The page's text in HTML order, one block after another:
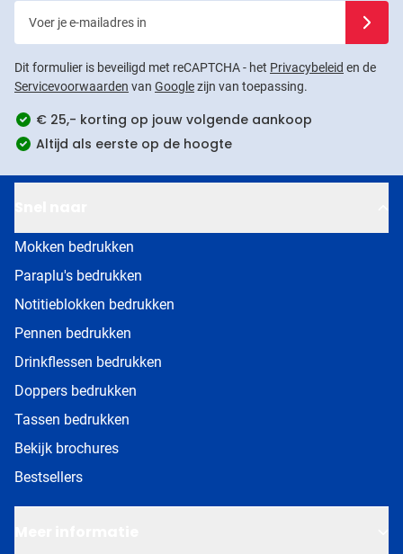
Dit formulier is beveiligd met reCAPTCHA - het Privacybeleid en de
Servicevoorwaarden van Googlezijn van toepassing.
€ 25,- korting op jouw volgende aankoop
Altijd als eerste op de hoogte
Mokken bedrukken
Paraplu's bedrukken
Notitieblokken bedrukken
Pennen bedrukken
Drinkflessen bedrukken
Doppers bedrukken
Tassen bedrukken
Bekijk brochures
Bestsellers